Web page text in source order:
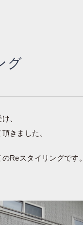
グ
、
きました。
Reスタイリングです。